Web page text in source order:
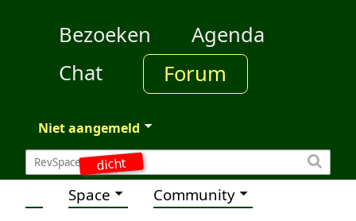
dicht
Bezoeken
Agenda
Chat
Forum
Niet aangemeld
Space Community